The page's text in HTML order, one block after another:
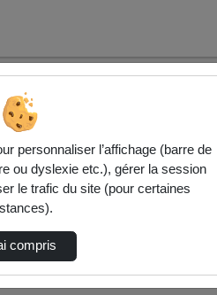
personnaliser l’affichage (barre de
ou dyslexie etc.), gérer la session
le trafic du site (pour certaines
compris